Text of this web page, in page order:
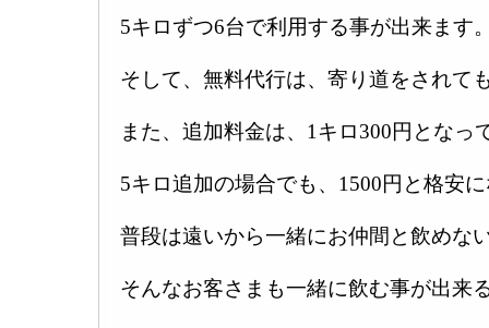
5キロずつ6台で利用する事が出来ます
そして、無料代行は、寄り道をされて
また、追加料金は、1キロ300円となっ
5キロ追加の場合でも、1500円と格安
普段は遠いから一緒にお仲間と飲めな
そんなお客さまも一緒に飲む事が出来